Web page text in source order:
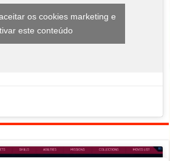
os cookies marketing e
este conteúdo